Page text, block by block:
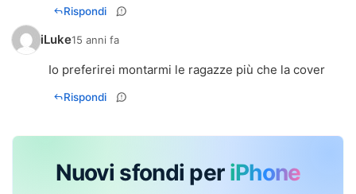
Rispondi
iLuke15 anni fa
Io preferirei montarmi le ragazze più che la cover
Rispondi
Nuovi sfondi per iPhone